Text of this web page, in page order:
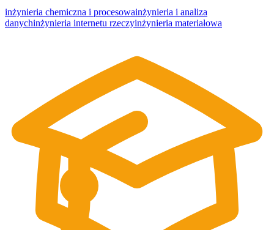
inżynieria chemiczna i procesowainżynieria i analiza
danychinżynieria internetu rzeczyinżynieria materiałowa